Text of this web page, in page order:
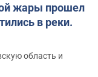
жары прошел
в реки.
область и